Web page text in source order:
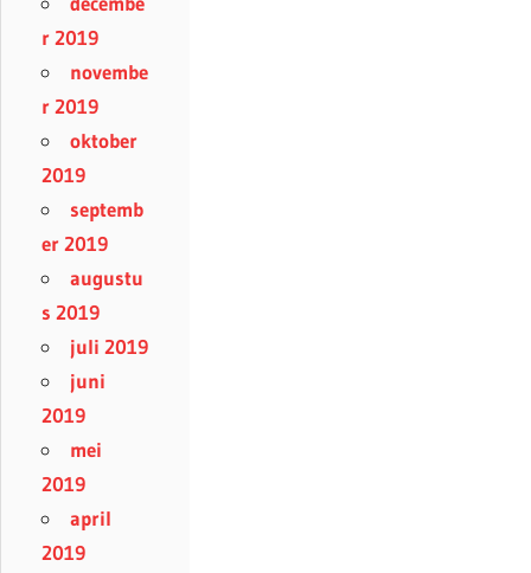
r 2019
novembe
r 2019
oktober
2019
septemb
er 2019
augustu
s 2019
juli 2019
juni
2019
mei
2019
april
2019